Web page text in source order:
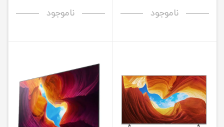
ناموجود ناموجود